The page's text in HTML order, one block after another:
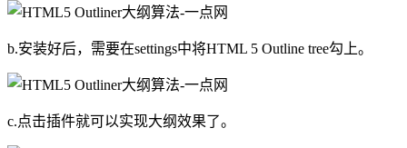
b.安装好后，需要在settings中将HTML 5 Outline tree勾上。
c.点击插件就可以实现大纲效果了。